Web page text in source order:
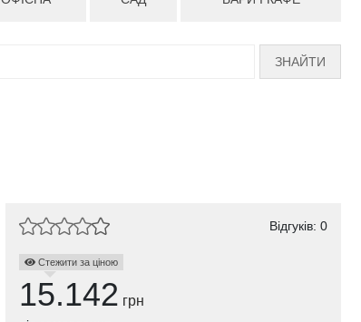
ЗНАЙТИ
Відгуків: 0
Стежити за ціною
15.142 грн